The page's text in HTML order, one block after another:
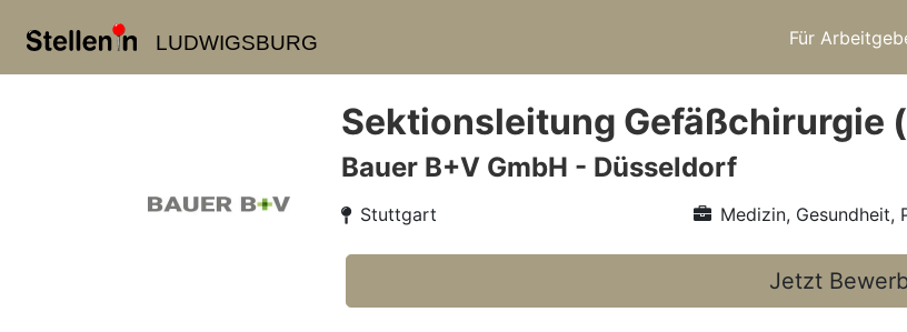
LUDWIGSBURG Für
Sektionsleitung Gefäßchirurgie
Bauer B+V GmbH - Düsseldorf
Stuttgart Medizin, Gesundheit,
Jetzt